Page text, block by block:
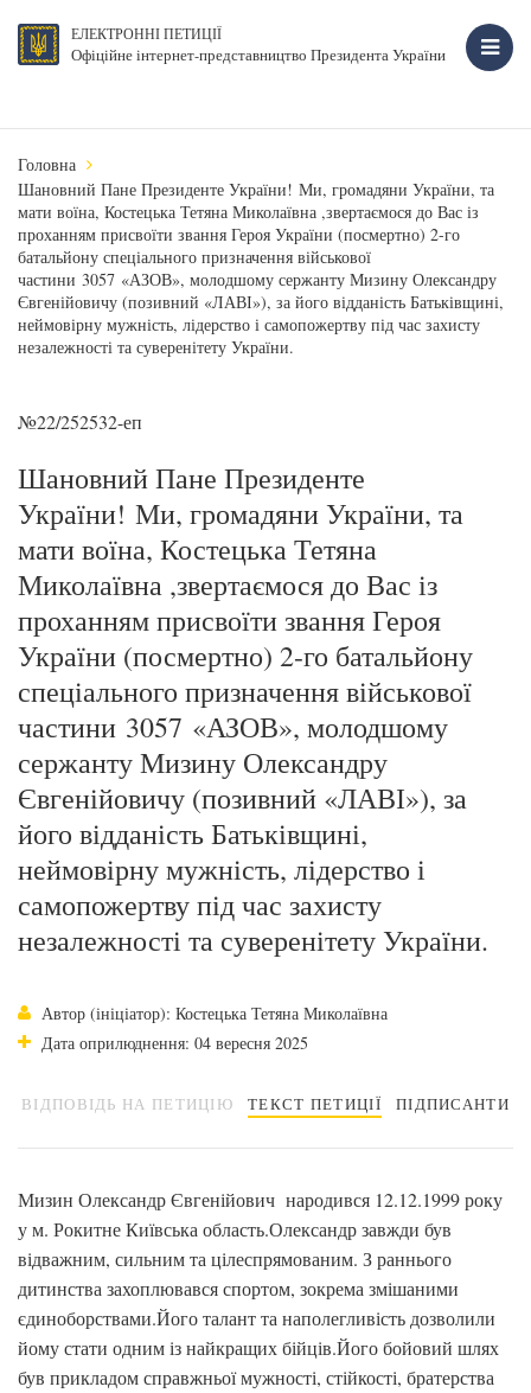
ЕЛЕКТРОННІ ПЕТИЦІЇ
Офіційне інтернет-представництво Президента України
Головна
Шановний Пане Президенте України! Ми, громадяни України, та
мати воїна, Костецька Тетяна Миколаївна ,звертаємося до Вас із
проханням присвоїти звання Героя України (посмертно) 2-го
батальйону спеціального призначення військової
частини 3057 «АЗОВ», молодшому сержанту Мизину Олександру
Євгенійовичу (позивний «ЛАВІ»), за його відданість Батьківщині,
неймовірну мужність, лідерство і самопожертву під час захисту
незалежності та суверенітету України.
№22/252532-еп
Шановний Пане Президенте
України! Ми, громадяни України, та
мати воїна, Костецька Тетяна
Миколаївна ,звертаємося до Вас із
проханням присвоїти звання Героя
України (посмертно) 2-го батальйону
спеціального призначення військової
частини 3057 «АЗОВ», молодшому
сержанту Мизину Олександру
Євгенійовичу (позивний «ЛАВІ»), за
його відданість Батьківщині,
неймовірну мужність, лідерство і
самопожертву під час захисту
незалежності та суверенітету України.
Автор (ініціатор): Костецька Тетяна Миколаївна
Дата оприлюднення: 04 вересня 2025
ВІДПОВІДЬ НА ПЕТИЦІЮ ТЕКСТ ПЕТИЦІЇ ПІДПИСАНТИ
Мизин Олександр Євгенійович народився 12.12.1999 року
у м. Рокитне Київська область.Олександр завжди був
відважним, сильним та цілеспрямованим. З раннього
дитинства захоплювався спортом, зокрема змішаними
єдиноборствами.Його талант та наполегливість дозволили
йому стати одним із найкращих бійців.Його бойовий шлях
був прикладом справжньої мужності, стійкості, братерства